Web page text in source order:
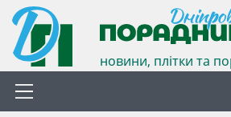
новини, плітки та